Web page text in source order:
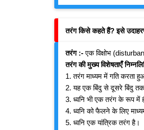
तरंग किसे कहते हैं? इसे
तरंग :-एक विक्षोभ
तरंग की मुख्य विशेषताएँ
1. तरंग माध्यम में गति करता हुआ
2. यह एक बिंदु से दूसरे बिंदु
3. ध्वनि भी एक तरंग के रूप में
4. ध्वनि को फैलने के लिए
5. ध्वनि एक यांत्रिक तरंग है।